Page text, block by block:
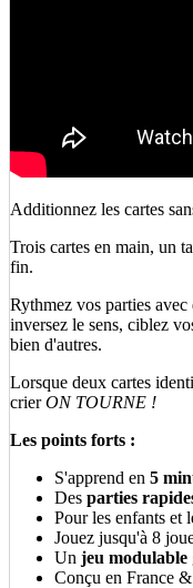
Additionnez les cartes
Trois cartes en main, un
fin.
Rythmez vos parties avec
inversez le sens, ciblez
bien d'autres.
Lorsque deux cartes
crierON TOURNE !
Les points forts :
S'apprend en 5
Des parties
Pour les enfants et
Jouez jusqu'à 8
Un jeu modulable
Conçu en France